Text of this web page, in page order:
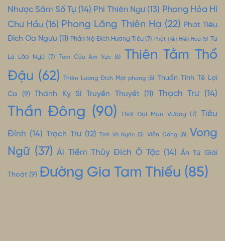
Nhược Sâm Số Tự(14) Phi Thiên Ngư(13) Phong Hỏa Hí
Chư Hầu (16) Phong Lăng Thiên Hạ (22) Phát Tiêu
Đích Oa Ngưu (11) Phẫn Nộ Đích Hương Tiêu (7) Phật Tiền Hiến Hoa (5) Ta
Là Lão Ngũ(7) Tam Cửu Âm Vực (6)
Thiên Tằm Thổ
Đậu (62) Thiện Lương Đích Mật phong (6) Thuần Tình Tê Lợi
Ca (9) Thánh Kỵ Sĩ Truyền Thuyết(11) Thạch Trư (14)
Thần Đông (90) Thời Đại Mạn Vương (7) Tiêu
Đỉnh (14) Trạch Trư(12) Tịnh Vô Ngân (5) Viễn Đồng (6) Vong
Ngữ(37) Ái Tiềm Thủy Đích Ô Tặc (14) Ân Tứ Giải
Thoát (9) Đường Gia Tam Thiếu (85)